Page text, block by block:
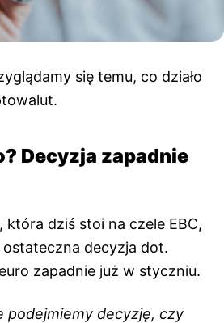
się temu, co działo
Decyzja zapadnie
która dziś stoi na czele EBC,
ostateczna decyzja dot.
zapadnie już w styczniu.
podejmiemy decyzję, czy